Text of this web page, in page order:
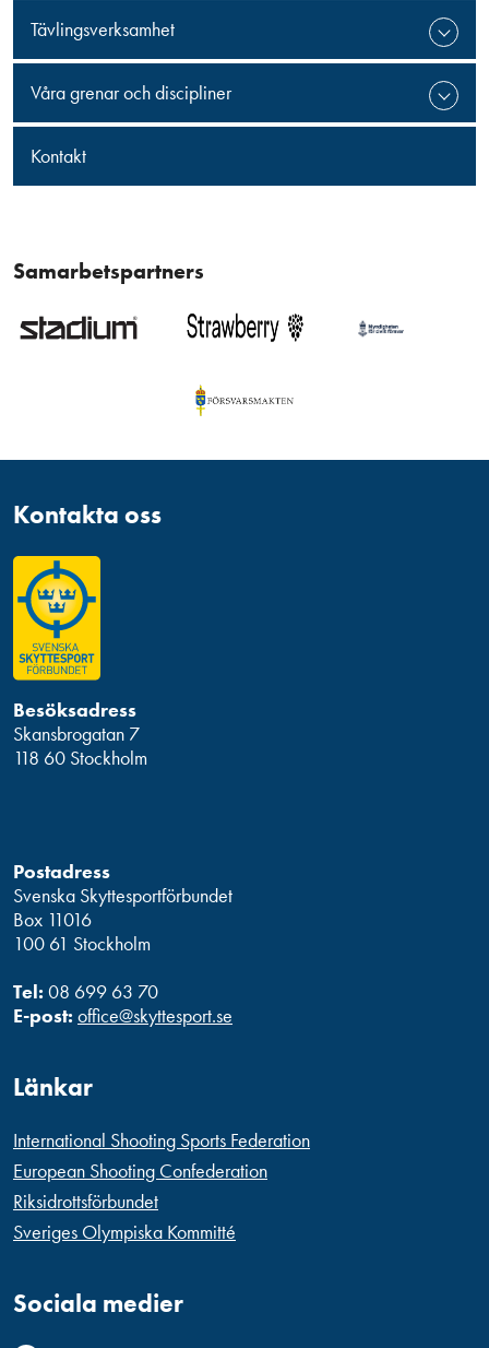
Tävlingsverksamhet
Våra grenar och discipliner
Kontakt
Samarbetspartners
Kontakta oss
Besöksadress
Skansbrogatan 7
118 60 Stockholm
Postadress
Svenska Skyttesportförbundet
Box 11016
100 61 Stockholm
Tel: 08 699 63 70
E-post: office@skyttesport.se
Länkar
International Shooting Sports Federation
European Shooting Confederation
Riksidrottsförbundet
Sveriges Olympiska Kommitté
Sociala medier